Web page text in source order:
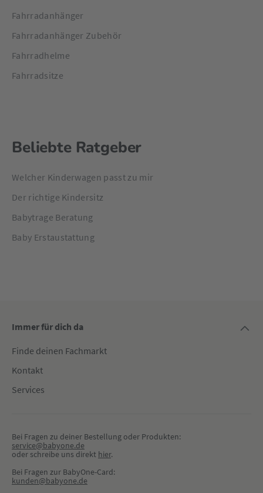
Fahrradanhänger
Fahrradanhänger Zubehör
Fahrradhelme
Fahrradsitze
Beliebte Ratgeber
Welcher Kinderwagen passt zu mir
Der richtige Kindersitz
Babytrage Beratung
Baby Erstaustattung
Immer für dich da
Finde deinen Fachmarkt
Kontakt
Services
Bei Fragen zu deiner Bestellung oder Produkten:
service@babyone.de
oder schreibe uns direkt hier.
Bei Fragen zur BabyOne-Card:
kunden@babyone.de